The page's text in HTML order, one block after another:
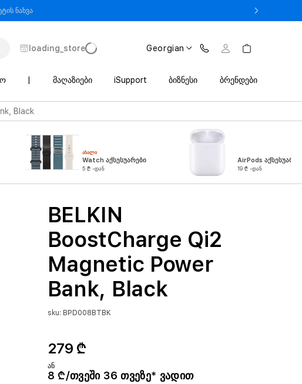
ნახვა- iPhone 17 Pro მხოლოდ 2 649 ლარიდან Trade In პროგრამით
loading_store Georgian
მაღაზიები iSupport ბიზნესი ბრენდები
Black
ᲐᲮᲐᲚᲘ
Watch აქსესუარები
5 ₾ -დან
AirPods
19 ₾ -დან
BELKIN
BoostCharge Qi2
Magnetic Power
Bank, Black
sku: BPD008BTBK
279 ₾
ან
8 ₾/თვეში 36 თვეზე* ვადით